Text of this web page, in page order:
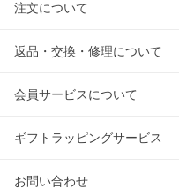
注文について
返品・交換・修理について
会員サービスについて
ギフトラッピングサービス
お問い合わせ